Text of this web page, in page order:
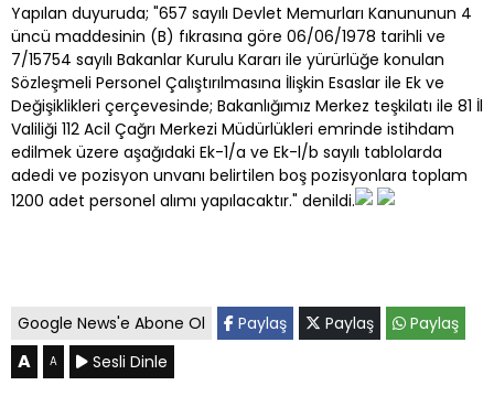
Yapılan duyuruda; "657 sayılı Devlet Memurları Kanununun 4
üncü maddesinin (B) fıkrasına göre 06/06/1978 tarihli ve
7/15754 sayılı Bakanlar Kurulu Kararı ile yürürlüğe konulan
Sözleşmeli Personel Çalıştırılmasına İlişkin Esaslar ile Ek ve
Değişiklikleri çerçevesinde; Bakanlığımız Merkez teşkilatı ile 81 İl
Valiliği 112 Acil Çağrı Merkezi Müdürlükleri emrinde istihdam
edilmek üzere aşağıdaki Ek-1/a ve Ek-l/b sayılı tablolarda
adedi ve pozisyon unvanı belirtilen boş pozisyonlara toplam
1200 adet personel alımı yapılacaktır." denildi.
Google News'e Abone Ol Paylaş Paylaş Paylaş
A A Sesli Dinle